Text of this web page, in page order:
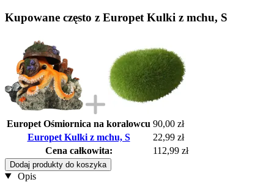
Kupowane często z Europet Kulki z mchu, S
Europet Ośmiornica na koralowcu 90,00 zł
Europet Kulki z mchu, S
22,99 zł
Cena całkowita:
112,99 zł
Dodaj produkty do koszyka
Opis